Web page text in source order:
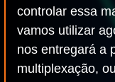
controlar essa
vamos utilizar
nos entregará a
multiplexação,